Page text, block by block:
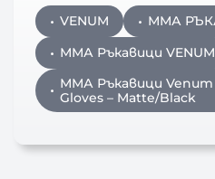
VENUM
ММА
ММА Ръкавици VENUM
ММА Ръкавици Venum
Gloves – Matte/Black